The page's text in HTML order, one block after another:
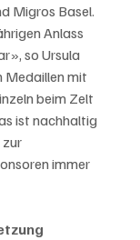
Migros Basel.
Anlass
so Ursula
Medaillen mit
beim Zelt
ist nachhaltig
immer